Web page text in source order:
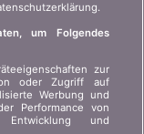
um Folgendes
zur
oder Zugriff auf
Werbung und
Performance von
Entwicklung und